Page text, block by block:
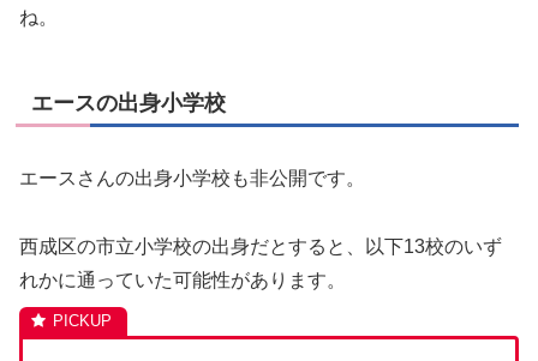
ね。
エースの出身小学校
エースさんの出身小学校も非公開です。
西成区の市立小学校の出身だとすると、以下13校のいず
れかに通っていた可能性があります。